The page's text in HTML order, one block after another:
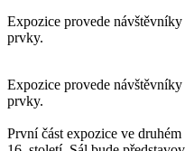
Expozice provede
prvky.
Expozice provede
prvky.
První část expozice ve